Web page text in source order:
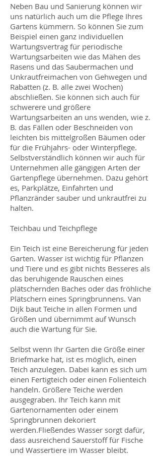
Neben Bau und Sanierung können wir
uns natürlich auch um die Pflege Ihres
Gartens kümmern. So können Sie zum
Beispiel einen ganz individuellen
Wartungsvertrag für periodische
Wartungsarbeiten wie das Mähen des
Rasens und das Saubermachen und
Unkrautfreimachen von Gehwegen und
Rabatten (z. B. alle zwei Wochen)
abschließen. Sie können sich auch für
schwerere und größere
Wartungsarbeiten an uns wenden, wie z.
B. das Fällen oder Beschneiden von
leichten bis mittelgroßen Bäumen oder
für die Frühjahrs- oder Winterpflege.
Selbstverständlich können wir auch für
Unternehmen alle gängigen Arten der
Gartenpflege übernehmen. Dazu gehört
es, Parkplätze, Einfahrten und
Pflanzränder sauber und unkrautfrei zu
halten.
Teichbau und Teichpflege
Ein Teich ist eine Bereicherung für jeden
Garten. Wasser ist wichtig für Pflanzen
und Tiere und es gibt nichts Besseres als
das beruhigende Rauschen eines
plätschernden Baches oder das fröhliche
Plätschern eines Springbrunnens. Van
Dijk baut Teiche in allen Formen und
Größen und übernimmt auf Wunsch
auch die Wartung für Sie.
Selbst wenn Ihr Garten die Größe einer
Briefmarke hat, ist es möglich, einen
Teich anzulegen. Dabei kann es sich um
einen Fertigteich oder einen Folienteich
handeln. Größere Teiche werden
ausgegraben. Ihr Teich kann mit
Gartenornamenten oder einem
Springbrunnen dekoriert
werden.Fließendes Wasser sorgt dafür,
dass ausreichend Sauerstoff für Fische
und Wassertiere im Wasser bleibt.